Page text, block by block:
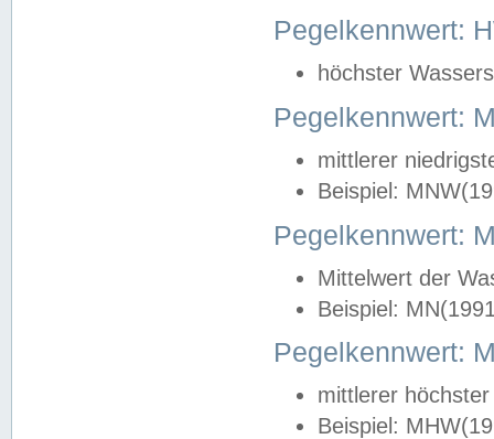
Pegelkennwert:
höchster
Pegelkennwert:
mittlerer
Beispiel:
Pegelkennwert:
Mittelwert der
Beispiel:
Pegelkennwert:
mittlerer
Beispiel: